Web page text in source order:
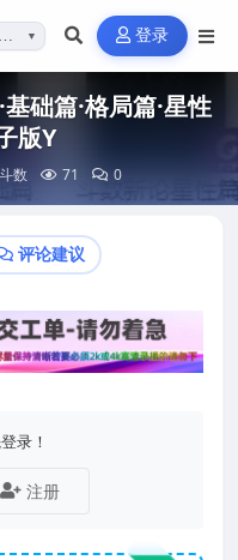
…▼ 登录
础篇·格局篇·星性
版Y
数 71 0
评论建议
录！
注册